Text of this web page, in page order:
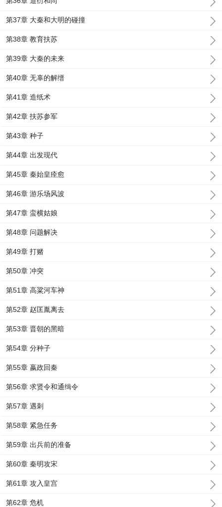
第37章 大秦和大明的碰撞
第38章 教育扶苏
第39章 大秦的未来
第40章 无辜的解缙
第41章 造纸术
第42章 扶苏参军
第43章 种子
第44章 出发现代
第45章 秦始皇痊愈
第46章 游乐场风波
第47章 蛮横姑娘
第48章 问题解决
第49章 打赌
第50章 冲突
第51章 高粱河车神
第52章 赵匡胤离去
第53章 晋朝的黑暗
第54章 分种子
第55章 嬴政回秦
第56章 求贤令和通缉令
第57章 遇刺
第58章 紧急任务
第59章 出兵前的准备
第60章 秦明攻宋
第61章 攻入皇宫
第62章 危机